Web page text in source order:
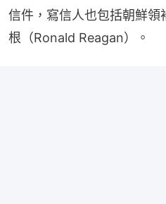
信件，寫信人也包括朝鮮領
根（Ronald Reagan）。